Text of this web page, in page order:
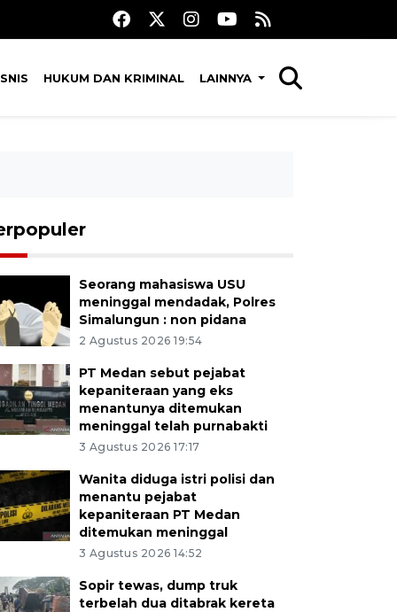
HUKUM DAN KRIMINAL LAINNYA
Seorang mahasiswa USU
meninggal mendadak, Polres
Simalungun : non pidana
2 Agustus 2026 19:54
PT Medan sebut pejabat
kepaniteraan yang eks
menantunya ditemukan
meninggal telah purnabakti
3 Agustus 2026 17:17
Wanita diduga istri polisi dan
menantu pejabat
kepaniteraan PT Medan
ditemukan meninggal
3 Agustus 2026 14:52
Sopir tewas, dump truk
terbelah dua ditabrak kereta